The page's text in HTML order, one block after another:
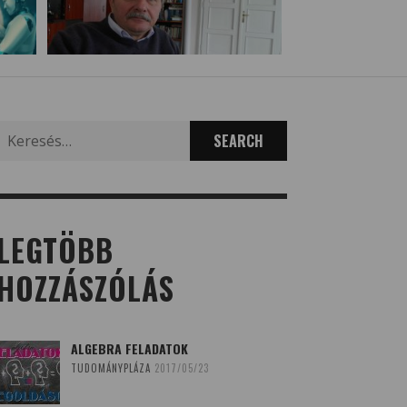
ALGEBRA FELADATOK
TUDOMÁNYPLÁZA 2017/05/23